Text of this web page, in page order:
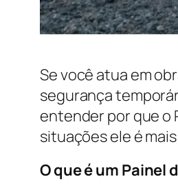
Se você atua em
segurança
entender por que o
situações ele é
O que é um Painel